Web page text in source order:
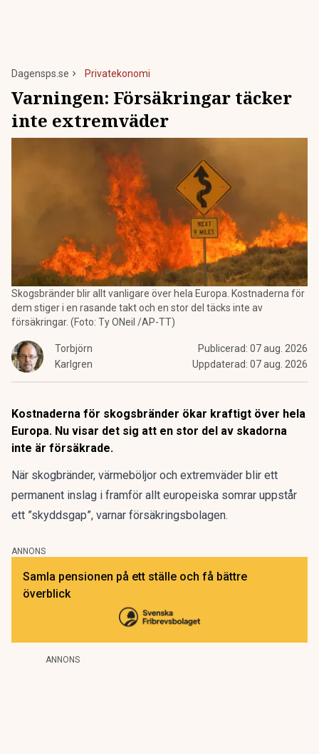
Dagensps.se Privatekonomi
Varningen: Försäkringar täcker
inte extremväder
Skogsbränder blir allt vanligare över hela Europa. Kostnaderna för
dem stiger i en rasande takt och en stor del täcks inte av
försäkringar. (Foto: Ty ONeil /AP-TT)
Torbjörn
Karlgren
Publicerad: 07 aug. 2026
Uppdaterad: 07 aug. 2026
Kostnaderna för skogsbränder ökar kraftigt över hela
Europa. Nu visar det sig att en stor del av skadorna
inte är försäkrade.
När skogbränder, värmeböljor och extremväder blir ett
permanent inslag i framför allt europeiska somrar uppstår
ett ”skyddsgap”, varnar försäkringsbolagen.
ANNONS
Samla pensionen på ett ställe och få bättre
överblick
ANNONS